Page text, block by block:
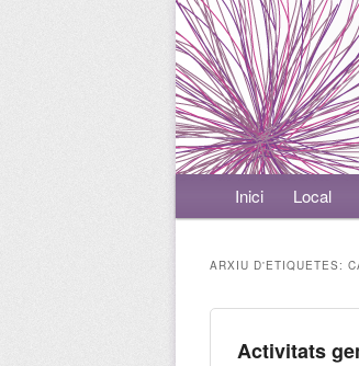
Menú principalAneu al
Aneu al
Inici Local
ARXIU D'ETIQUETES:
Activitats